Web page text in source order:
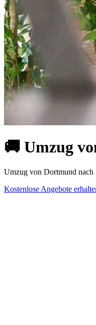
🚚 Umzug
Umzug von Dortmund nach
Kostenlose Angebote